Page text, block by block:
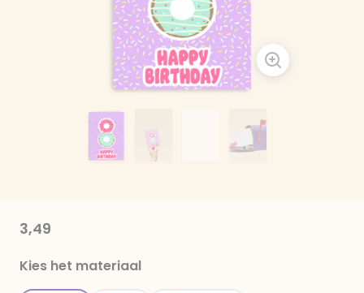
3,49
Kies het materiaal